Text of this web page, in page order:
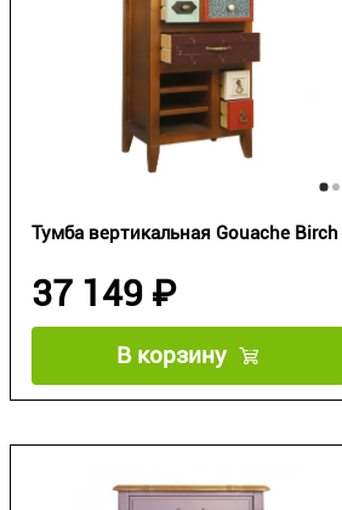
Тумба вертикальная Gouache Birch
37 149 ₽
В корзину